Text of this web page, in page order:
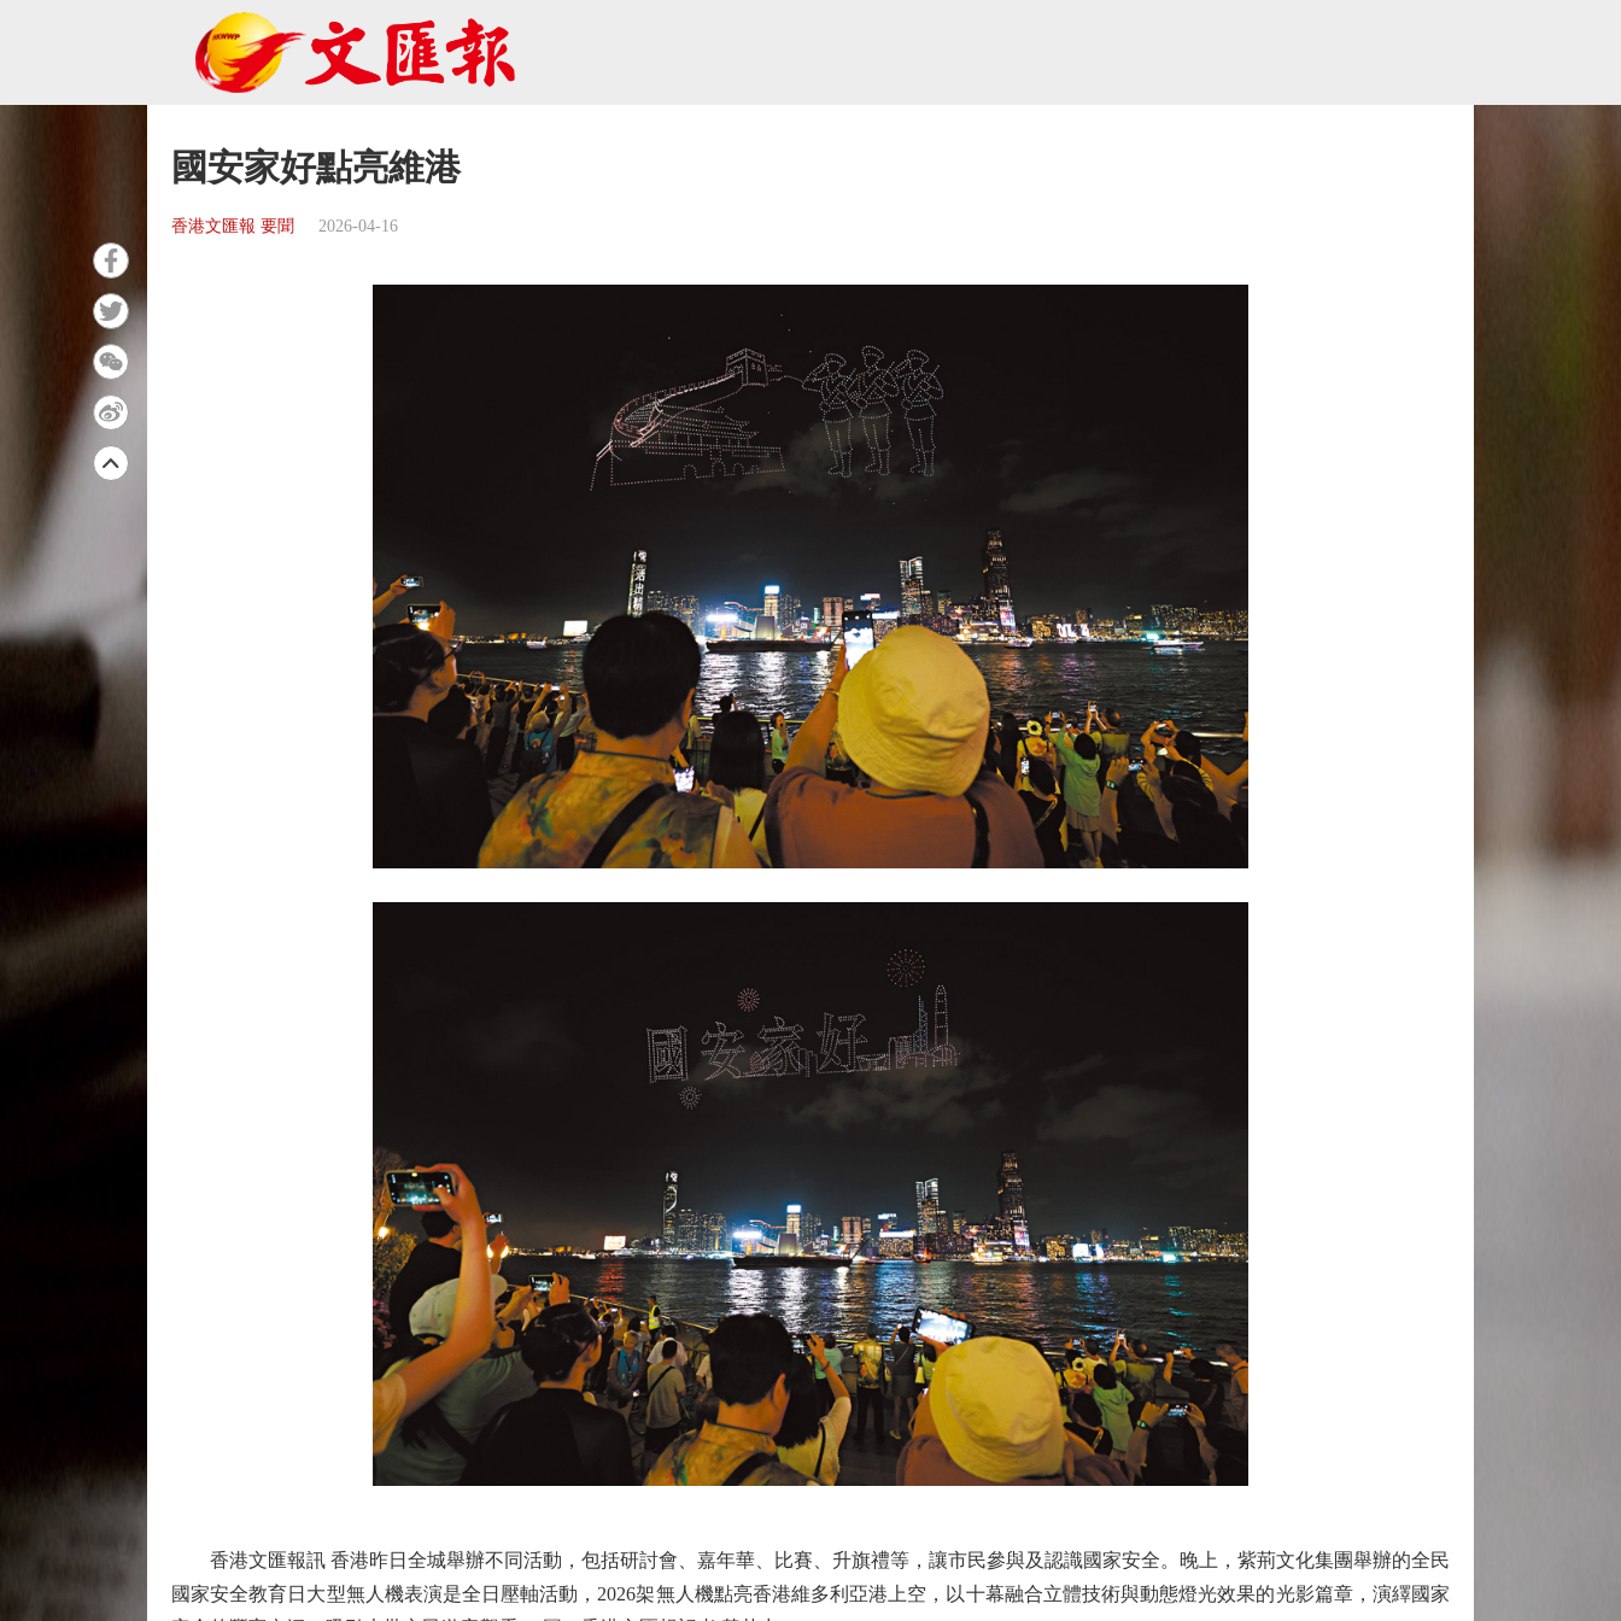
國安家好點亮維港
香港文匯報 要聞 2026-04-16
香港文匯報訊 香港昨日全城舉辦不同活動，包括研討會、嘉年華、比賽、升旗禮等，讓市民參與及認識國家安全。晚上，紫荊文化集團舉辦的全民
國家安全教育日大型無人機表演是全日壓軸活動，2026架無人機點亮香港維多利亞港上空，以十幕融合立體技術與動態燈光效果的光影篇章，演繹國家